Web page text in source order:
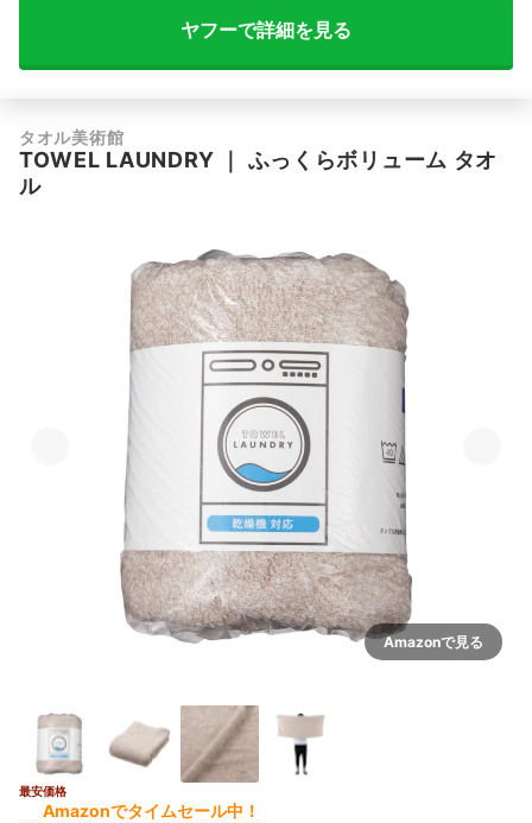
ヤフーで詳細を見る
タオル美術館
TOWEL LAUNDRY
ふっくらボリューム タオ
ル
Amazonで見る
最安価格
Amazonでタイムセール中！